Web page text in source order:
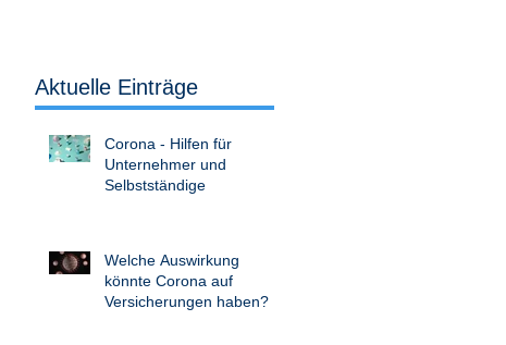
Aktuelle Einträge
Corona - Hilfen für
Unternehmer und
Selbstständige
Welche Auswirkung
könnte Corona auf
Versicherungen haben?